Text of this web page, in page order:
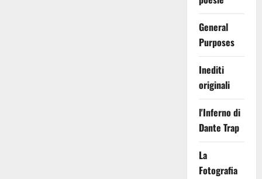
General
Purposes
Inediti
originali
l'Inferno di
Dante Trap
La
Fotografia